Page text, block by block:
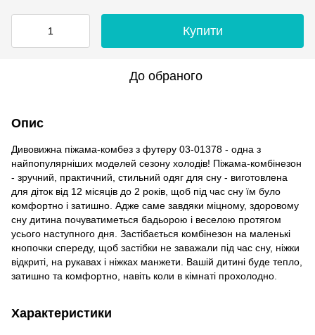
Купити
До обраного
Опис
Дивовижна піжама-комбез з футеру 03-01378 - одна з
найпопулярніших моделей сезону холодів! Піжама-комбінезон
- зручний, практичний, стильний одяг для сну - виготовлена
для діток від 12 місяців до 2 років, щоб під час сну їм було
комфортно і затишно. Адже саме завдяки міцному, здоровому
сну дитина почуватиметься бадьорою і веселою протягом
усього наступного дня. Застібається комбінезон на маленькі
кнопочки спереду, щоб застібки не заважали під час сну, ніжки
відкриті, на рукавах і ніжках манжети. Вашій дитині буде тепло,
затишно та комфортно, навіть коли в кімнаті прохолодно.
Характеристики